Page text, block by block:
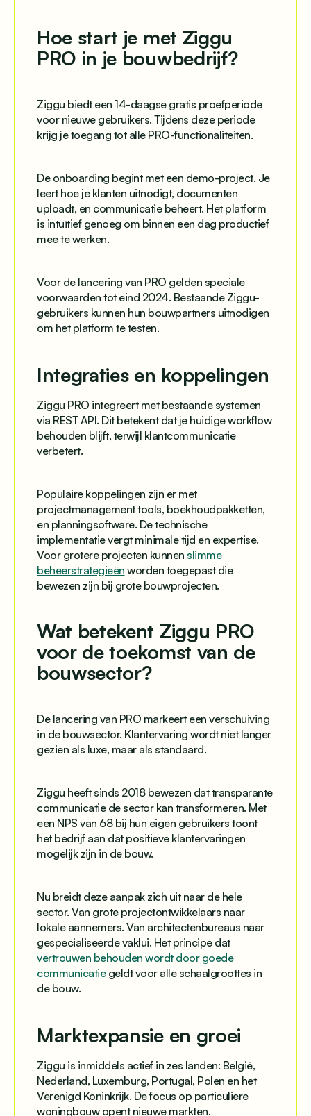
Hoe start je met Ziggu
PRO in je bouwbedrijf?
Ziggu biedt een 14-daagse gratis proefperiode
voor nieuwe gebruikers. Tijdens deze periode
krijg je toegang tot alle PRO-functionaliteiten.
De onboarding begint met een demo-project. Je
leert hoe je klanten uitnodigt, documenten
uploadt, en communicatie beheert. Het platform
is intuïtief genoeg om binnen een dag productief
mee te werken.
Voor de lancering van PRO gelden speciale
voorwaarden tot eind 2024. Bestaande Ziggu-
gebruikers kunnen hun bouwpartners uitnodigen
om het platform te testen.
Integraties en koppelingen
Ziggu PRO integreert met bestaande systemen
via REST API. Dit betekent dat je huidige workflow
behouden blijft, terwijl klantcommunicatie
verbetert.
Populaire koppelingen zijn er met
projectmanagement tools, boekhoudpakketten,
en planningsoftware. De technische
implementatie vergt minimale tijd en expertise.
Voor grotere projecten kunnen slimme
beheerstrategieën worden toegepast die
bewezen zijn bij grote bouwprojecten.
Wat betekent Ziggu PRO
voor de toekomst van de
bouwsector?
De lancering van PRO markeert een verschuiving
in de bouwsector. Klantervaring wordt niet langer
gezien als luxe, maar als standaard.
Ziggu heeft sinds 2018 bewezen dat transparante
communicatie de sector kan transformeren. Met
een NPS van 68 bij hun eigen gebruikers toont
het bedrijf aan dat positieve klantervaringen
mogelijk zijn in de bouw.
Nu breidt deze aanpak zich uit naar de hele
sector. Van grote projectontwikkelaars naar
lokale aannemers. Van architectenbureaus naar
gespecialiseerde vaklui. Het principe dat
vertrouwen behouden wordt door goede
communicatiegeldt voor alle schaalgroottes in
de bouw.
Marktexpansie en groei
Ziggu is inmiddels actief in zes landen: België,
Nederland, Luxemburg, Portugal, Polen en het
Verenigd Koninkrijk. De focus op particuliere
woningbouw opent nieuwe markten.